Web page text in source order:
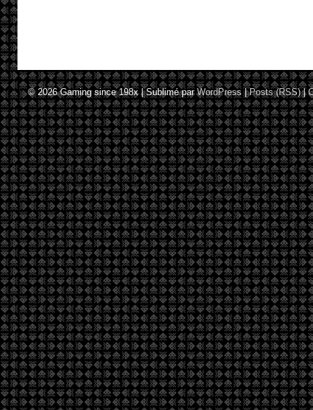
© 2026Gaming since 198x|Sublimé parWordPress |Posts (RSS)|